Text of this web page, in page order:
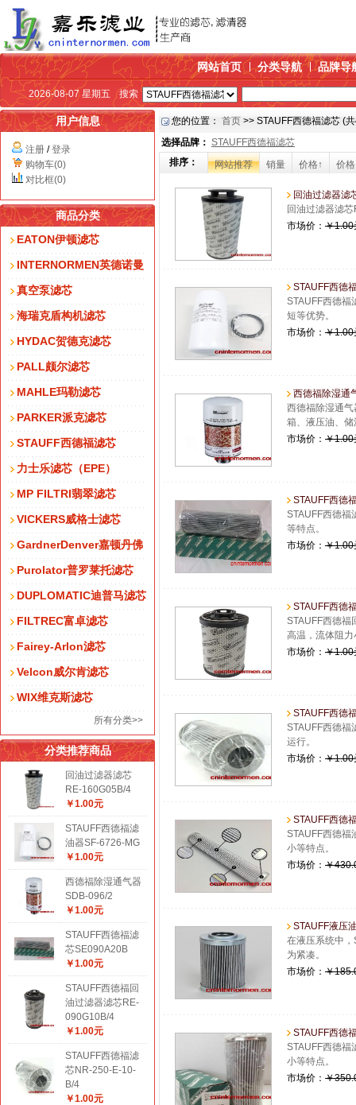
网站首页 分类导航 品牌导
2026-08-07 星期五 搜索
用户信息
注册 /登录
购物车(0)
对比框(0)
商品分类
EATON伊顿滤芯
INTERNORMEN英德诺曼
真空泵滤芯
海瑞克盾构机滤芯
HYDAC贺德克滤芯
PALL颇尔滤芯
MAHLE玛勒滤芯
PARKER派克滤芯
STAUFF西德福滤芯
力士乐滤芯（EPE）
MP FILTRI翡翠滤芯
VICKERS威格士滤芯
GardnerDenver嘉顿丹佛
Purolator普罗莱托滤芯
DUPLOMATIC迪普马滤芯
FILTREC富卓滤芯
Fairey-Arlon滤芯
Velcon威尔肯滤芯
WIX维克斯滤芯
所有分类>>
分类推荐商品
回油过滤器滤芯
RE-160G05B/4
￥1.00元
STAUFF西德福滤
油器SF-6726-MG
￥1.00元
西德福除湿通气器
SDB-096/2
￥1.00元
STAUFF西德福滤
芯SE090A20B
￥1.00元
STAUFF西德福回
油过滤器滤芯RE-
090G10B/4
￥1.00元
STAUFF西德福滤
芯NR-250-E-10-
B/4
￥1.00元
您的位置： 首页 >> STAUFF西德福滤芯 (
选择品牌： STAUFF西德福滤芯
排序：
网站推荐 销量 价格↑ 价
回油过滤器滤
回油过滤器滤
市场价： ￥1.00
STAUFF西德
STAUFF西德福
短等优势。
市场价： ￥1.00
西德福除湿通
西德福除湿通
箱、液压油、
市场价： ￥1.00
STAUFF西德
STAUFF西德福
等特点。
市场价： ￥1.00
STAUFF西德
STAUFF西德福
高温，流体阻
市场价： ￥1.00
STAUFF西德
STAUFF西德福
运行。
市场价： ￥1.00
STAUFF西德
STAUFF西德福
小等特点。
市场价： ￥
STAUFF液压
在液压系统中
为紧凑。
市场价： ￥
STAUFF西德
STAUFF西德福
小等特点。
市场价： ￥